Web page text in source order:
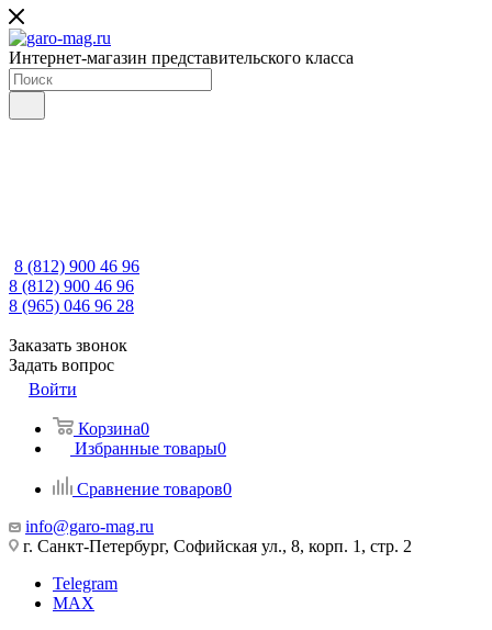
Интернет-магазин представительского класса
8 (812) 900 46 96
8 (812) 900 46 96
8 (965) 046 96 28
Заказать звонок
Задать вопрос
Войти
Корзина0
Избранные товары0
Сравнение товаров0
info@garo-mag.ru
г. Санкт-Петербург, Софийская ул., 8, корп. 1, стр. 2
Telegram
MAX